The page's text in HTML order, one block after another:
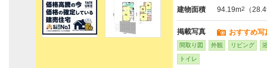
建物面積 94.19m2 （
掲載写真 おすすめ写
間取り図 外観 リビング
トイレ